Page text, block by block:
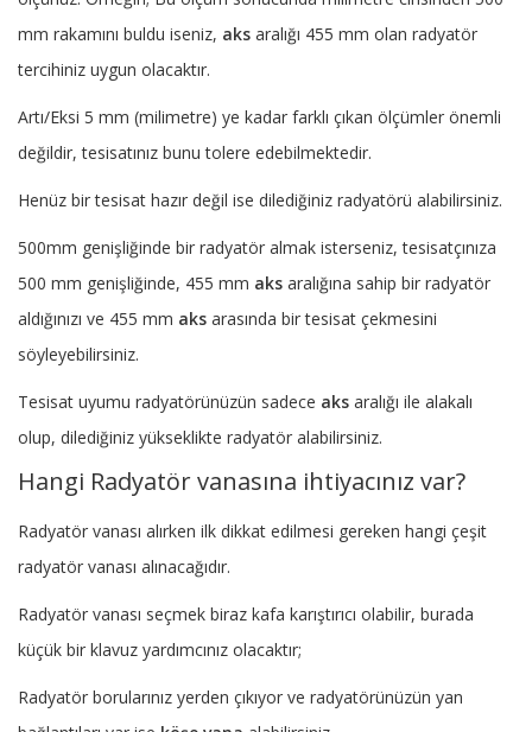
mm rakamını buldu iseniz, aks aralığı 455 mm olan radyatör
tercihiniz uygun olacaktır.
Artı/Eksi 5 mm (milimetre) ye kadar farklı çıkan ölçümler önemli
değildir, tesisatınız bunu tolere edebilmektedir.
Henüz bir tesisat hazır değil ise dilediğiniz radyatörü alabilirsiniz.
500mm genişliğinde bir radyatör almak isterseniz, tesisatçınıza
500 mm genişliğinde, 455 mm aks aralığına sahip bir radyatör
aldığınızı ve 455 mm aks arasında bir tesisat çekmesini
söyleyebilirsiniz.
Tesisat uyumu radyatörünüzün sadece aks aralığı ile alakalı
olup, dilediğiniz yükseklikte radyatör alabilirsiniz.
Hangi Radyatör vanasına ihtiyacınız var?
Radyatör vanası alırken ilk dikkat edilmesi gereken hangi çeşit
radyatör vanası alınacağıdır.
Radyatör vanası seçmek biraz kafa karıştırıcı olabilir, burada
küçük bir klavuz yardımcınız olacaktır;
Radyatör borularınız yerden çıkıyor ve radyatörünüzün yan